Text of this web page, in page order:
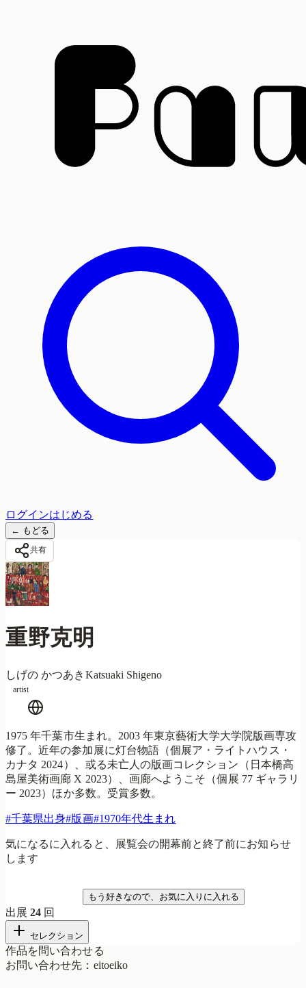
ログインはじめる
← もどる
共有
重野克明
しげの かつあき Katsuaki Shigeno
artist
1975 年千葉市生まれ。2003 年東京藝術大学大学院版画専攻
修了。近年の参加展に灯台物語（個展ア・ライトハウス・
カナタ 2024）、或る未亡人の版画コレクション（日本橋高
島屋美術画廊 X 2023）、画廊へようこそ（個展 77 ギャラリ
ー 2023）ほか多数。受賞多数。
#千葉県出身#版画#1970年代生まれ
気になるに入れると、展覧会の開幕前と終了前にお知らせ
します
もう好きなので、お気に入りに入れる
出展24 回
セレクション
作品を問い合わせる
お問い合わせ先 ： eitoeiko